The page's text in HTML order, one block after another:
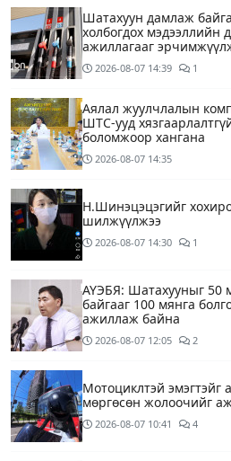
Шатахуун дамлаж
холбогдох мэдээллийн
ажиллагааг
2026-08-07 14:39 1
Аялал жуулчлалын
ШТС-ууд
боломжоор хангана
2026-08-07 14:35
Н.Шинэцэцэгийг
шилжүүлжээ
2026-08-07 14:30 1
АҮЭБЯ: Шатахууныг 50
байгааг 100 мянга
ажиллаж байна
2026-08-07 12:05 2
Мотоциклтэй эмэгтэйг
мөргөсөн жолоочийг
2026-08-07 10:41 4